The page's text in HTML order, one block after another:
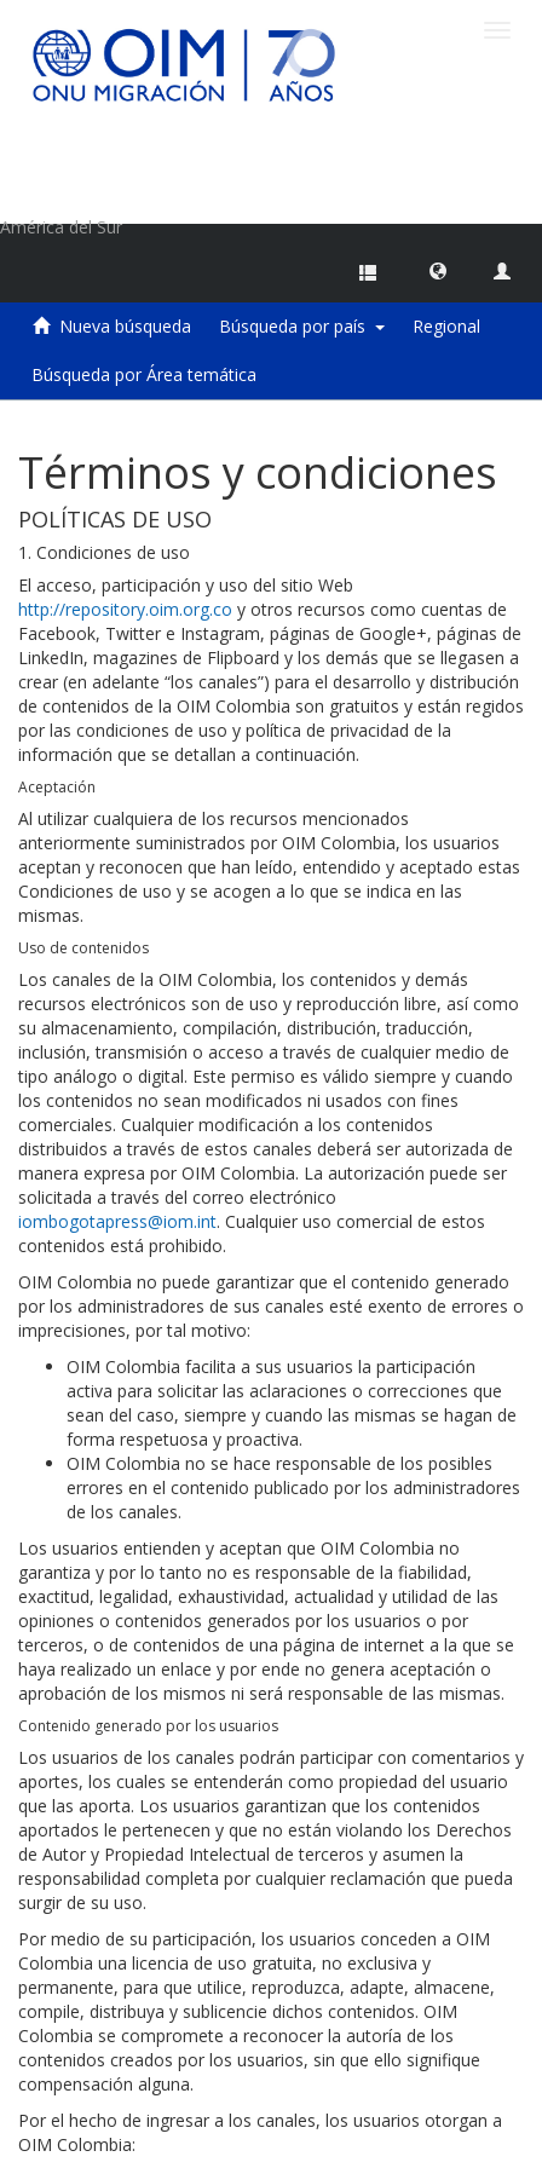
América del Sur
Nueva búsqueda Búsqueda por país Regional
Búsqueda por Área temática
Términos y condiciones
POLÍTICAS DE USO
1. Condiciones de uso
El acceso, participación y uso del sitio Web
http://repository.oim.org.co y otros recursos como cuentas de
Facebook, Twitter e Instagram, páginas de Google+, páginas de
LinkedIn, magazines de Flipboard y los demás que se llegasen a
crear (en adelante “los canales”) para el desarrollo y distribución
de contenidos de la OIM Colombia son gratuitos y están regidos
por las condiciones de uso y política de privacidad de la
información que se detallan a continuación.
Aceptación
Al utilizar cualquiera de los recursos mencionados
anteriormente suministrados por OIM Colombia, los usuarios
aceptan y reconocen que han leído, entendido y aceptado estas
Condiciones de uso y se acogen a lo que se indica en las
mismas.
Uso de contenidos
Los canales de la OIM Colombia, los contenidos y demás
recursos electrónicos son de uso y reproducción libre, así como
su almacenamiento, compilación, distribución, traducción,
inclusión, transmisión o acceso a través de cualquier medio de
tipo análogo o digital. Este permiso es válido siempre y cuando
los contenidos no sean modificados ni usados con fines
comerciales. Cualquier modificación a los contenidos
distribuidos a través de estos canales deberá ser autorizada de
manera expresa por OIM Colombia. La autorización puede ser
solicitada a través del correo electrónico
iombogotapress@iom.int. Cualquier uso comercial de estos
contenidos está prohibido.
OIM Colombia no puede garantizar que el contenido generado
por los administradores de sus canales esté exento de errores o
imprecisiones, por tal motivo:
OIM Colombia facilita a sus usuarios la participación
activa para solicitar las aclaraciones o correcciones que
sean del caso, siempre y cuando las mismas se hagan de
forma respetuosa y proactiva.
OIM Colombia no se hace responsable de los posibles
errores en el contenido publicado por los administradores
de los canales.
Los usuarios entienden y aceptan que OIM Colombia no
garantiza y por lo tanto no es responsable de la fiabilidad,
exactitud, legalidad, exhaustividad, actualidad y utilidad de las
opiniones o contenidos generados por los usuarios o por
terceros, o de contenidos de una página de internet a la que se
haya realizado un enlace y por ende no genera aceptación o
aprobación de los mismos ni será responsable de las mismas.
Contenido generado por los usuarios
Los usuarios de los canales podrán participar con comentarios y
aportes, los cuales se entenderán como propiedad del usuario
que las aporta. Los usuarios garantizan que los contenidos
aportados le pertenecen y que no están violando los Derechos
de Autor y Propiedad Intelectual de terceros y asumen la
responsabilidad completa por cualquier reclamación que pueda
surgir de su uso.
Por medio de su participación, los usuarios conceden a OIM
Colombia una licencia de uso gratuita, no exclusiva y
permanente, para que utilice, reproduzca, adapte, almacene,
compile, distribuya y sublicencie dichos contenidos. OIM
Colombia se compromete a reconocer la autoría de los
contenidos creados por los usuarios, sin que ello signifique
compensación alguna.
Por el hecho de ingresar a los canales, los usuarios otorgan a
OIM Colombia: